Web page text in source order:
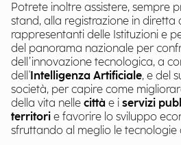
Potrete inoltre assistere, sempre
stand, alla registrazione in diretta
rappresentanti delle Istituzioni e
del panorama nazionale per
dell’innovazione tecnologica, a
dell' Intelligenza Artificiale, e del
società, per capire come
della vita nelle città e i servizi
territori e favorire lo sviluppo
sfruttando al meglio le tecnologie